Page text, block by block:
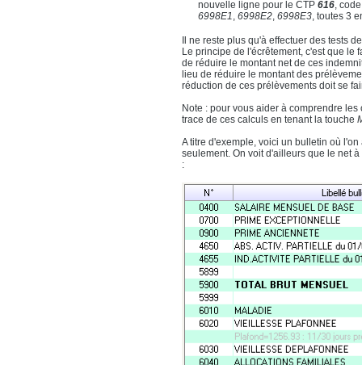
nouvelle ligne pour le CTP 616,
6998E1, 6998E2, 6998E3, toutes 3
Il ne reste plus qu'à effectuer des tests
Le principe de l'écrêtement, c'est que le
de réduire le montant net de ces
lieu de réduire le montant des
réduction de ces prélèvements doit se
Note : pour vous aider à comprendre
trace de ces calculs en tenant la touche
A titre d'exemple, voici un bulletin où
seulement. On voit d'ailleurs que le net
: